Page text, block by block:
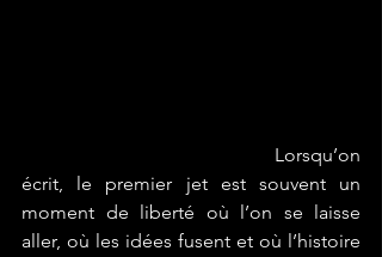
écrit, le premier jet est souvent un
moment de liberté où l’on se laisse
aller, où les idées fusent et où l’histoire